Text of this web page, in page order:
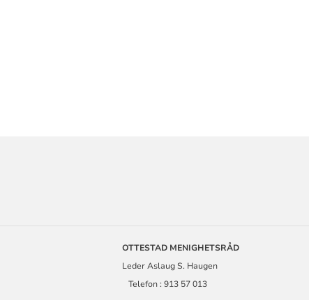
OTTESTAD MENIGHETSRÅD
Leder Aslaug S. Haugen
Telefon : 913 57 013